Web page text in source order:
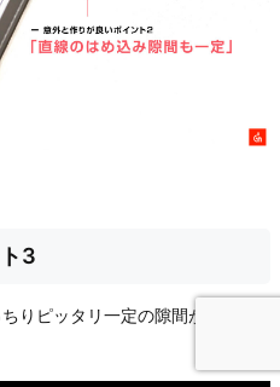
3
りピッタリ一定の隙間が見られ